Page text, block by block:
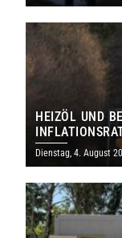
HEIZÖL UND
Dienstag, 4. August